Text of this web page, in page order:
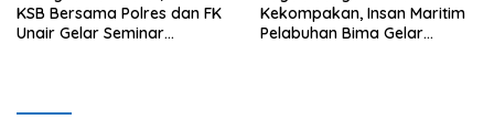
KSB Bersama Polres dan FK
Unair Gelar Seminar
Kekompakan, Insan Maritim
Pelabuhan Bima Gelar